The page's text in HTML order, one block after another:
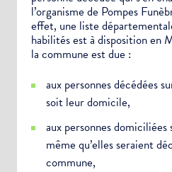
l’organisme de Pompes
effet, une liste
habilités est à disposition en
la commune est due :
aux personnes décédées
soit leur domicile,
aux personnes
même qu’elles seraient
commune,